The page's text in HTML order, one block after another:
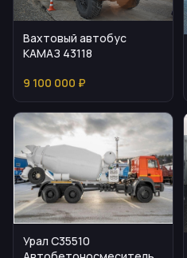
Вахтовый автобус
КАМАЗ 43118
9 100 000 ₽
Урал С35510